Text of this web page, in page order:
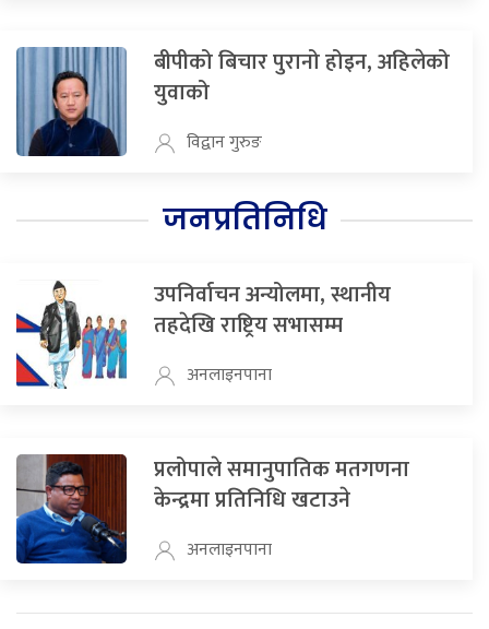
बीपीको बिचार पुरानो होइन, अहिलेको
युवाको
विद्वान गुरुङ
जनप्रतिनिधि
उपनिर्वाचन अन्योलमा, स्थानीय
तहदेखि राष्ट्रिय सभासम्म
अनलाइनपाना
प्रलोपाले समानुपातिक मतगणना
केन्द्रमा प्रतिनिधि खटाउने
अनलाइनपाना